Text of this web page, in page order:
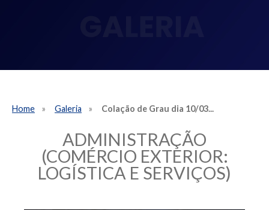
Home Galeria Colação de Grau dia 10/03...
ADMINISTRAÇÃO
(COMÉRCIO EXTERIOR:
LOGÍSTICA E SERVIÇOS)